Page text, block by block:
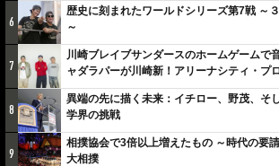
6
歴史に刻まれたワールドシリーズ第7戦 ～
～
7
川崎ブレイブサンダースのホームゲームで
ャダラパーが川崎新！アリーナシティ・プ
しみでしかないでしょ。川崎は、ずっと成
8
異端の先に描く未来：イチロー、野茂、そ
学界の挑戦
9
相撲協会で3倍以上増えたもの ～時代の要
大相撲